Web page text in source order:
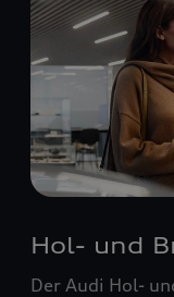
Hol- und
Der Audi Hol-